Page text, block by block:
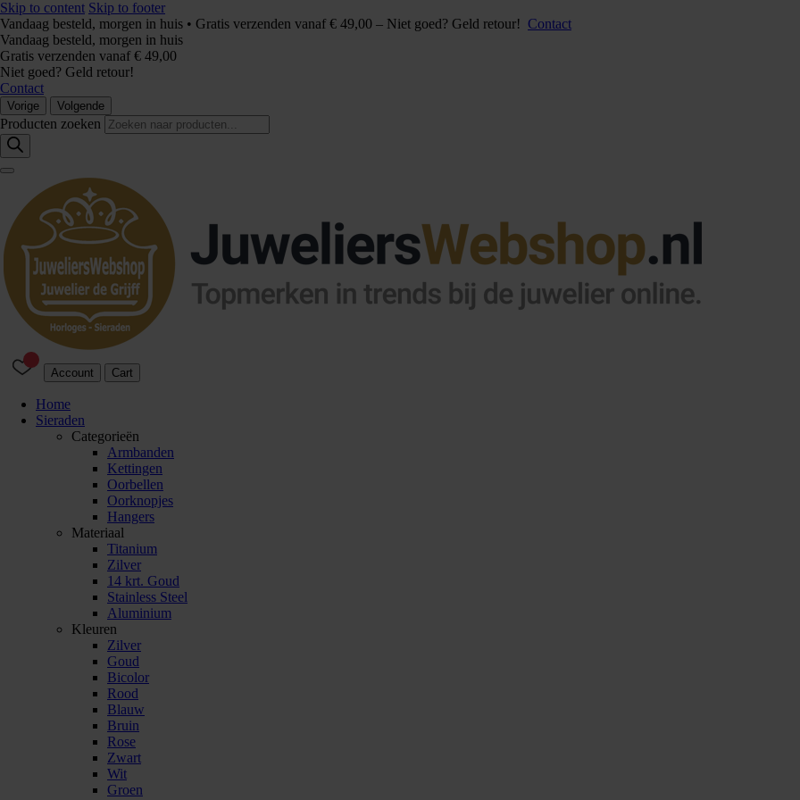
Skip to content Skip to footer
Vandaag besteld, morgen in huis • Gratis verzenden vanaf € 49,00 – Niet goed? Geld retour! Contact
Vandaag besteld, morgen in huis
Gratis verzenden vanaf € 49,00
Niet goed? Geld retour!
Contact
Vorige Volgende
Producten zoeken
Account Cart
Home
Sieraden
Categorieën
Armbanden
Kettingen
Oorbellen
Oorknopjes
Hangers
Materiaal
Titanium
Zilver
14 krt. Goud
Stainless Steel
Aluminium
Kleuren
Zilver
Goud
Bicolor
Rood
Blauw
Bruin
Rose
Zwart
Wit
Groen